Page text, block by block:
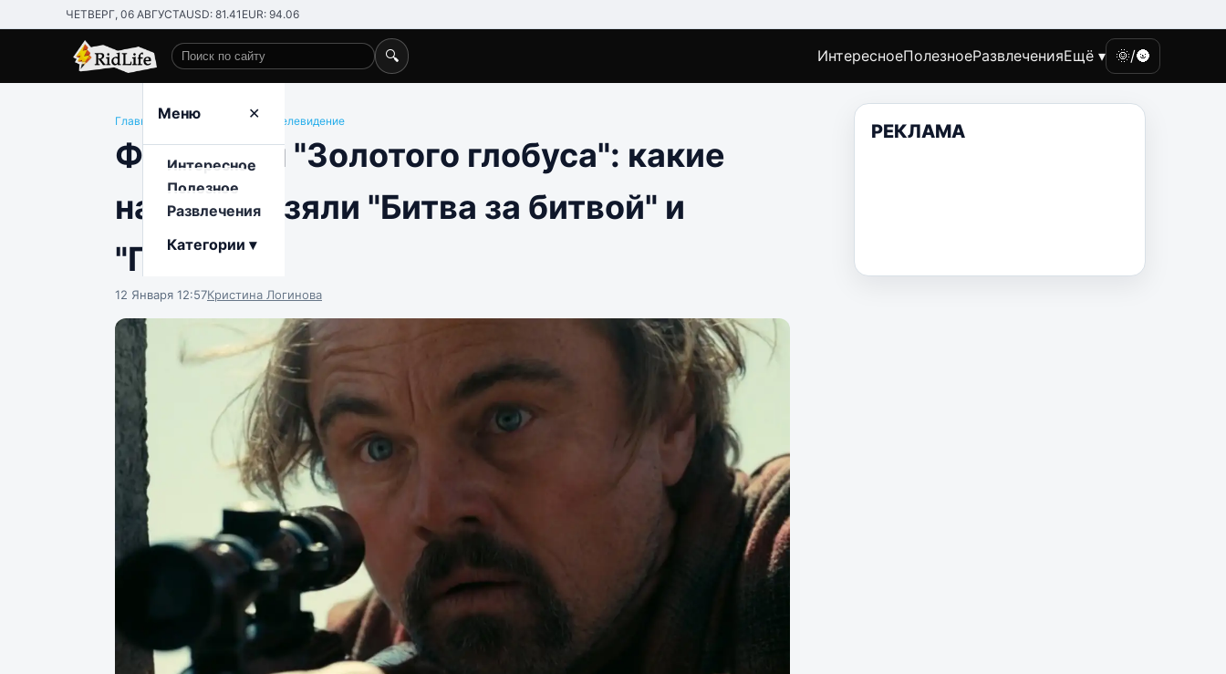
ЧЕТВЕРГ, 06 АВГУСТАUSD: 81.41 EUR: 94.06
Поиск по сайту
🔍 ИнтересноеПолезноеРазвлеченияЕщё ▾ 🌞/🌚
Меню ✕
Интересное
Полезное
Развлечения
Категории ▾
Главная/Развлечения Кино и телевидение
Фавориты "Золотого глобуса": какие
награды взяли "Битва за битвой" и
"Гамнет"
12 Января 12:57Кристина Логинова
РЕКЛАМА